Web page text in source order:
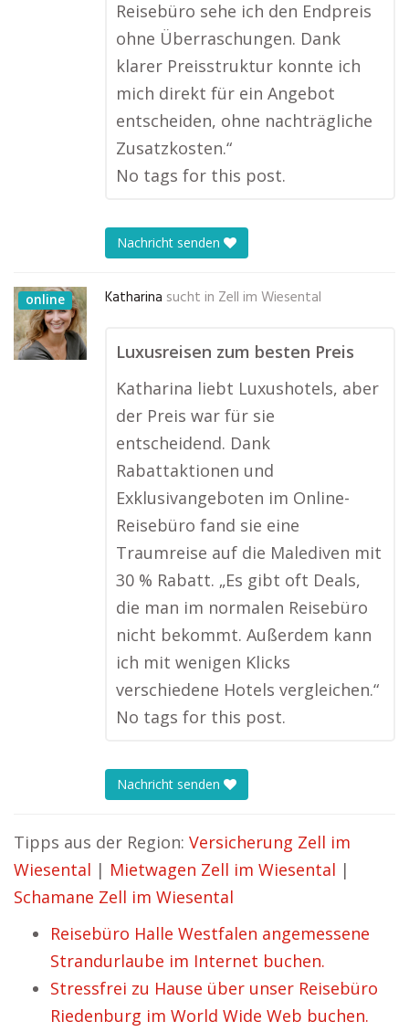
Reisebüro sehe ich den Endpreis
ohne Überraschungen. Dank
klarer Preisstruktur konnte ich
mich direkt für ein Angebot
entscheiden, ohne nachträgliche
Zusatzkosten.“
No tags for this post.
Nachricht senden
online Katharina sucht in Zell im Wiesental
Luxusreisen zum besten Preis
Katharina liebt Luxushotels, aber
der Preis war für sie
entscheidend. Dank
Rabattaktionen und
Exklusivangeboten im Online-
Reisebüro fand sie eine
Traumreise auf die Malediven mit
30 % Rabatt. „Es gibt oft Deals,
die man im normalen Reisebüro
nicht bekommt. Außerdem kann
ich mit wenigen Klicks
verschiedene Hotels vergleichen.“
No tags for this post.
Nachricht senden
Tipps aus der Region: Versicherung Zell im
Wiesental | Mietwagen Zell im Wiesental |
Schamane Zell im Wiesental
Reisebüro Halle Westfalen angemessene
Strandurlaube im Internet buchen.
Stressfrei zu Hause über unser Reisebüro
Riedenburg im World Wide Web buchen.